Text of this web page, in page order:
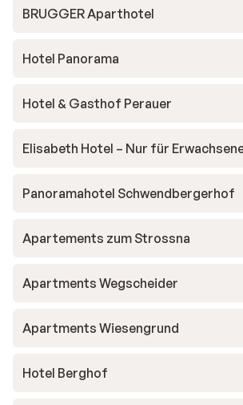
BRUGGER Aparthotel
Hotel Panorama
Hotel & Gasthof Perauer
Elisabeth Hotel – Nur für
Panoramahotel Schwendbergerhof
Apartements zum Strossna
Apartments Wegscheider
Apartments Wiesengrund
Hotel Berghof